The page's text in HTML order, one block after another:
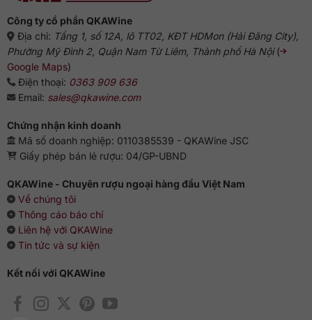
được các nhà sưu tầm và giới doanh nhân lựa chọn như một
tài sản giá trị.
4. Cách thưởng thức và gợi ý kết hợp món ăn
Để cảm nhận trọn vẹn hương vị của Chivas Regal 25 năm,
bạn có thể lựa chọn những cách thưởng thức sau:
Nguyên chất
bung tỏa trọn vẹn.
Thêm một viên đá lớn : giúp làm dịu độ cồn và mở ra nốt
hương ngọt ngào ẩn sâu.
Ướp lạnh nhẹ
mà và thanh mát.
Khi kết hợp cùng ẩm thực, Chivas 25 phát huy hương vị
hoàn hảo nhất khi đi cùng thịt bò nướng cao cấp, hải sản
nướng bơ tỏi, phô mai già hoặc chocolate đen. Đây là một
đồng hành cùng các bữa tiệc sang trọng và thân mật.
Công ty cổ phần QKAWine
Địa chỉ: Tầng 1, số 12A, lô TT02, KĐT HDMon (Hải Đăng City),
Phường Mỹ Đình 2, Quận Nam Từ Liêm, Thành phố Hà Nội(
Google Maps)
Điện thoại: 0363 909 636
Email: sales@qkawine.com
Chứng nhận kinh doanh
Mã số doanh nghiệp: 0110385539 - QKAWine JSC
Giấy phép bán lẻ rượu: 04/GP-UBND
QKAWine - Chuyên rượu ngoại hàng đầu Việt Nam
Về chúng tôi
Thông cáo báo chí
Liên hệ với QKAWine
Tin tức và sự kiện
Kết nối với QKAWine